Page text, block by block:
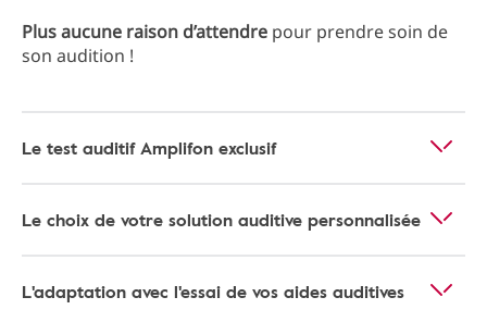
Plus aucune raison d’attendre pour prendre soin de
son audition !
Le test auditif Amplifon exclusif
Le choix de votre solution auditive personnalisée
L'adaptation avec l'essai de vos aides auditives